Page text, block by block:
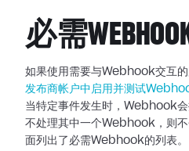
必需
如果使用需要与Webhook交互的
发布商帐户中启用并测试
当特定事件发生时，Webhook
不处理其中一个Webhook，则
面列出了必需Webhook的列表。